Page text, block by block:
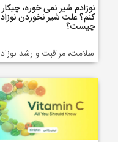
نوزادم شیر نمی خوره، چیکار
کنم؟ علت شیر نخوردن نوزاد
چیست؟
سلامت، مراقبت و رشد نوزاد